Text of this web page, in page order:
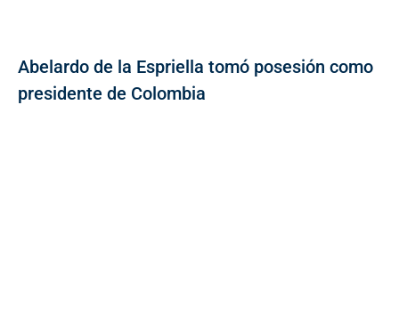
Abelardo de la Espriella tomó posesión como
presidente de Colombia